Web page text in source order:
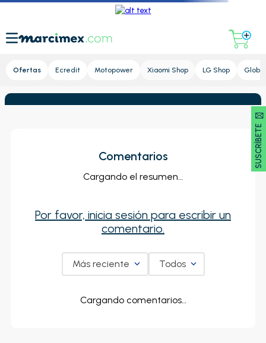
Ofertas Ecredit Motopower Xiaomi Shop LG Shop Global
SUSCRÍBETE 🖂
Comentarios
Cargando el resumen…
Por favor, inicia sesión para escribir un
comentario.
Más reciente Todos
Cargando comentarios…